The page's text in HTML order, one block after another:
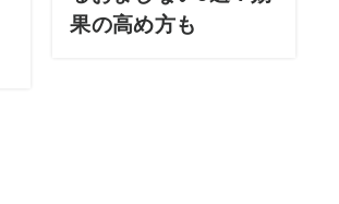
果の高め方も